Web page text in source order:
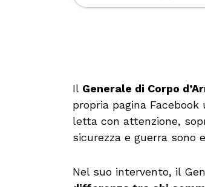
Il Generale di Corpo
propria pagina
letta con attenzione,
sicurezza e guerra
Nel suo intervento, il